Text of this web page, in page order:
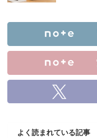
よく読まれている記事